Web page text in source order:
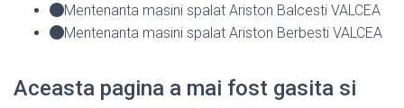
Mentenanta masini spalat Ariston Balcesti VALCEA
Mentenanta masini spalat Ariston Berbesti VALCEA
Aceasta pagina a mai fost gasita si